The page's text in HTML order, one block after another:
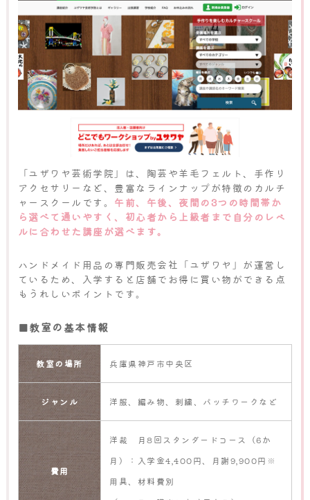
「ユザワヤ芸術学院」は、陶芸や羊毛フェルト、手作り
アクセサリーなど、豊富なラインナップが特徴のカルチ
ャースクールです。 午前、午後、夜間の3つの時間帯か
ら選べて通いやすく、初心者から上級者まで自分のレベ
ルに合わせた講座が選べます。
ハンドメイド用品の専門販売会社「ユザワヤ」が運営し
ているため、入学すると店舗でお得に買い物ができる点
もうれしいポイントです。
■教室の基本情報
教室の場所 兵庫県神戸市中央区
ジャンル 洋服、編み物、刺繍、パッチワークなど
費用
洋裁 月8回スタンダードコース（6か
月）：入学金4,400円、月謝9,900円※
用具、材料費別